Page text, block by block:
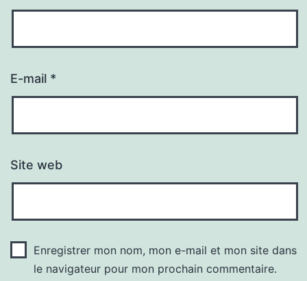
E-mail *
Site web
Enregistrer mon nom, mon e-mail et mon site dans
le navigateur pour mon prochain commentaire.